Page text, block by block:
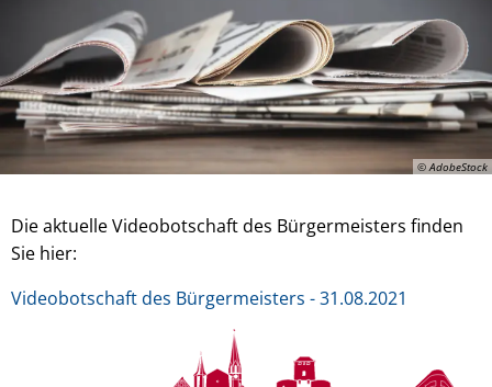
© AdobeStock
Die aktuelle Videobotschaft des Bürgermeisters finden
Sie hier:
Videobotschaft des Bürgermeisters - 31.08.2021